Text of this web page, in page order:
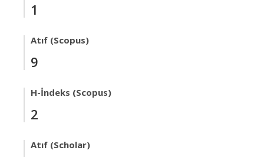
1
Atıf (Scopus)
9
H-İndeks (Scopus)
2
Atıf (Scholar)